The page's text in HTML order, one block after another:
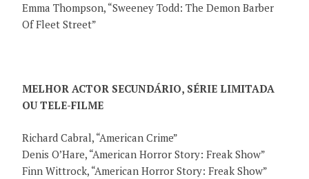
Emma Thompson, “Sweeney Todd: The Demon Barber
Of Fleet Street”
MELHOR ACTOR SECUNDÁRIO, SÉRIE LIMITADA
OU TELE-FILME
Richard Cabral, “American Crime”
Denis O’Hare, “American Horror Story: Freak Show”
Finn Wittrock, “American Horror Story: Freak Show”